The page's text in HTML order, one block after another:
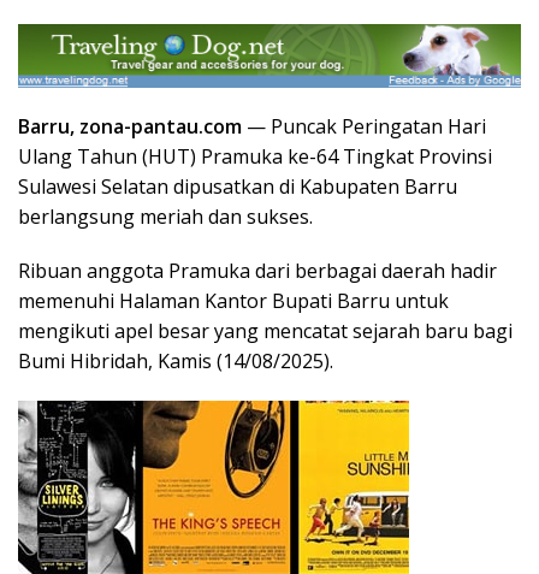
Barru, zona-pantau.com — Puncak Peringatan Hari
Ulang Tahun (HUT) Pramuka ke-64 Tingkat Provinsi
Sulawesi Selatan dipusatkan di Kabupaten Barru
berlangsung meriah dan sukses.
Ribuan anggota Pramuka dari berbagai daerah hadir
memenuhi Halaman Kantor Bupati Barru untuk
mengikuti apel besar yang mencatat sejarah baru bagi
Bumi Hibridah, Kamis (14/08/2025).